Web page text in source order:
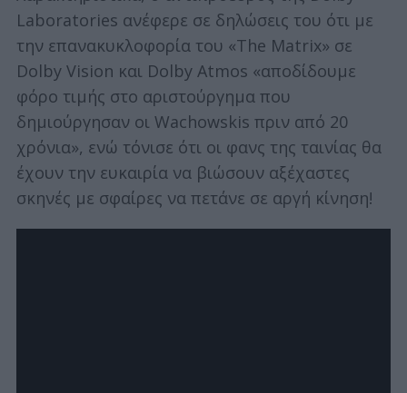
Laboratories ανέφερε σε δηλώσεις του ότι με
την επανακυκλοφορία του «The Matrix» σε
Dolby Vision και Dolby Atmos «αποδίδουμε
φόρο τιμής στο αριστούργημα που
δημιούργησαν οι Wachowskis πριν από 20
χρόνια», ενώ τόνισε ότι οι φανς της ταινίας θα
έχουν την ευκαιρία να βιώσουν αξέχαστες
σκηνές με σφαίρες να πετάνε σε αργή κίνηση!